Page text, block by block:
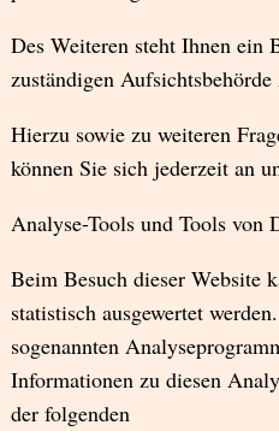
Des Weiteren steht Ihnen ein
zuständigen Aufsichtsbehörde
Hierzu sowie zu weiteren
können Sie sich jederzeit an
Analyse-Tools und Tools von
Beim Besuch dieser Website
statistisch ausgewertet
sogenannten
Informationen zu diesen
der folgenden